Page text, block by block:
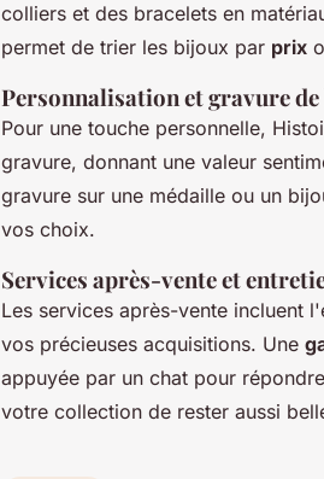
colliers et des bracelets en
permet de trier les bijoux par prix
Personnalisation et gravure
Pour une touche personnelle,
gravure, donnant une valeur
gravure sur une médaille ou un
vos choix.
Services après-vente et
Les services après-vente incluent
vos précieuses acquisitions. Une
appuyée par un chat pour
votre collection de rester aussi